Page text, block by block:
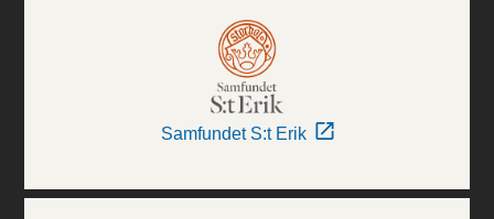
Samfundet S:t Erik